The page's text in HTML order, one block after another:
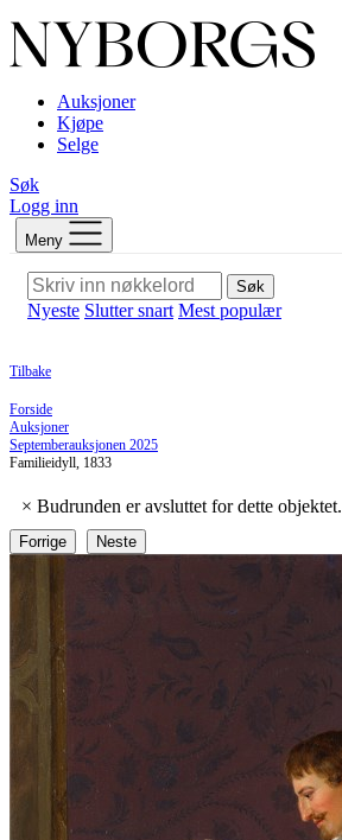
Auksjoner
Kjøpe
Selge
Søk
Logg inn
Meny
Søk
Nyeste Slutter snart Mest populær
Tilbake
Forside
Auksjoner
Septemberauksjonen 2025
Familieidyll, 1833
× Budrunden er avsluttet for dette objektet.
Forrige Neste